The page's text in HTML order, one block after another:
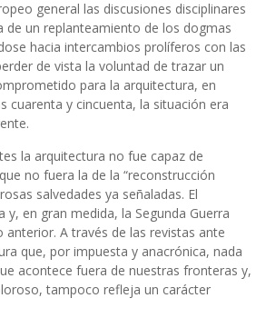
general las discusiones disciplinares
de un replanteamiento de los dogmas
hacia intercambios prolíferos con las
de vista la voluntad de trazar un
para la arquitectura, en
cuarenta y cincuenta, la situación era
la arquitectura no fue capaz de
no fuera la de la “reconstrucción
salvedades ya señaladas. El
y, en gran medida, la Segunda Guerra
anterior. A través de las revistas ante
que, por impuesta y anacrónica, nada
acontece fuera de nuestras fronteras y,
tampoco refleja un carácter